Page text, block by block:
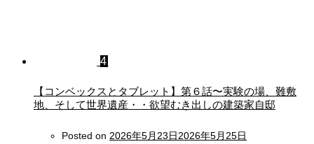
4
【コンベックスとタブレット】第６話〜実験の場、難敷
地、そして世界遺産・・欲望むき出しの建築家自邸
Posted on 2026年5月23日2026年5月25日